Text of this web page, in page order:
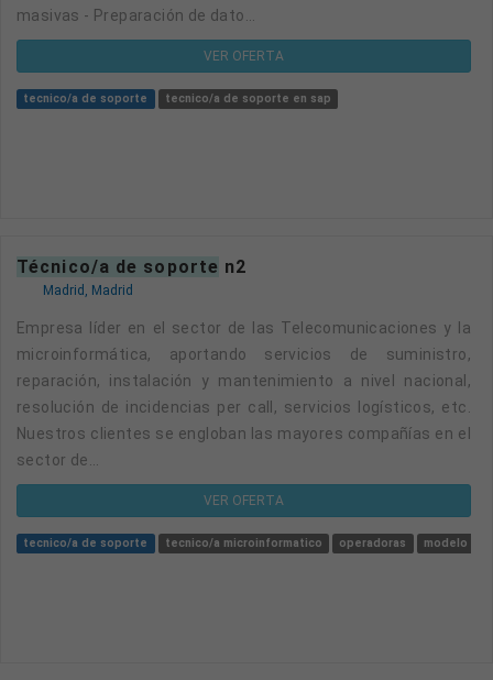
masivas - Preparación de dato...
VER OFERTA
tecnico/a de soporte tecnico/a de soporte en sap
técnico/a de soporte n2
Madrid, Madrid
Empresa líder en el sector de las Telecomunicaciones y la
microinformática, aportando servicios de suministro,
reparación, instalación y mantenimiento a nivel nacional,
resolución de incidencias per call, servicios logísticos, etc.
Nuestros clientes se engloban las mayores compañías en el
sector de...
VER OFERTA
tecnico/a de soporte tecnico/a microinformatico operadoras modelo